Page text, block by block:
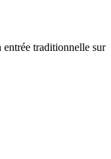
entrée traditionnelle sur